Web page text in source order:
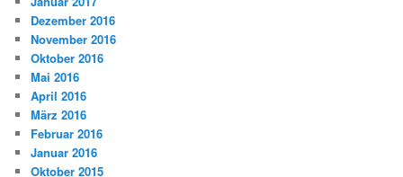
Dezember 2016
November 2016
Oktober 2016
Mai 2016
April 2016
März 2016
Februar 2016
Januar 2016
Oktober 2015